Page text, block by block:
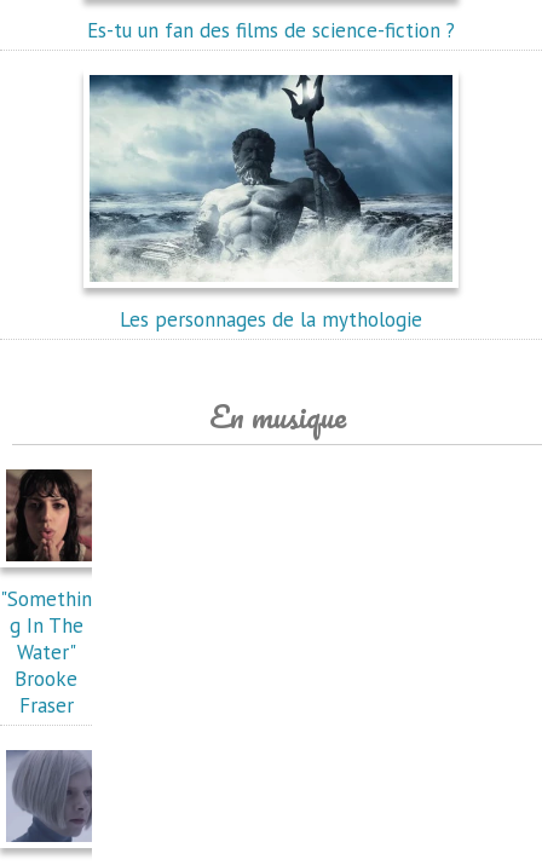
Es-tu un fan des films de science-fiction ?
Les personnages de la mythologie
En musique
"Somethin
g In The
Water"
Brooke
Fraser